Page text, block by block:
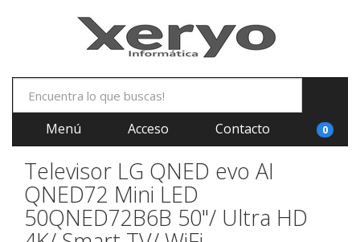
Menú Acceso Contacto 0
Televisor LG QNED evo AI
QNED72 Mini LED
50QNED72B6B 50"/ Ultra HD